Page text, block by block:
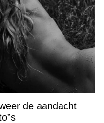
de aandacht